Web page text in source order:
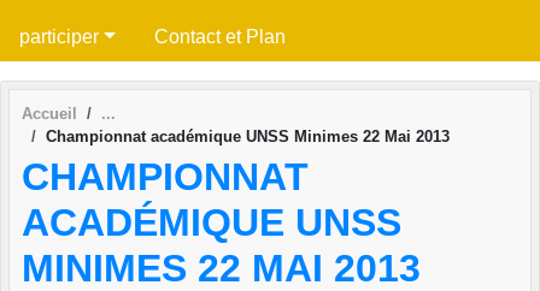
participer Contact et Plan
Accueil
Championnat académique UNSS Minimes 22 Mai 2013
CHAMPIONNAT
ACADÉMIQUE UNSS
MINIMES 22 MAI 2013